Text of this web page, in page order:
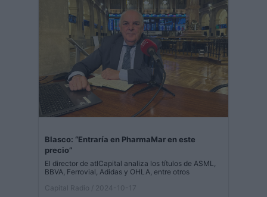
Blasco: “Entraría en PharmaMar en este
precio”
El director de atlCapital analiza los títulos de ASML,
BBVA, Ferrovial, Adidas y OHLA, entre otros
Capital Radio
/ 2024-10-17